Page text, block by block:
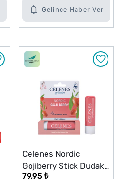
Gelince Haber Ver
Celenes Nordic
Gojiberry Stick Dudak
79,95 ₺